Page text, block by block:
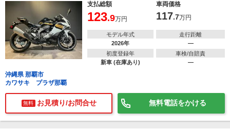
支払総額 車両価格
123.9万円 117.7万円
モデル年式
2026年
走行距離
―
初度登録年
新車 (在庫あり)
車検/自賠責
―
沖縄県 那覇市
カワサキ プラザ那覇
無料 お見積り/お問合せ 無料電話をかける